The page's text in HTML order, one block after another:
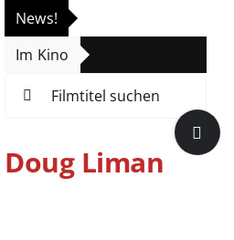
News!
Im Kino
Doug Liman
Toggle
Sliding